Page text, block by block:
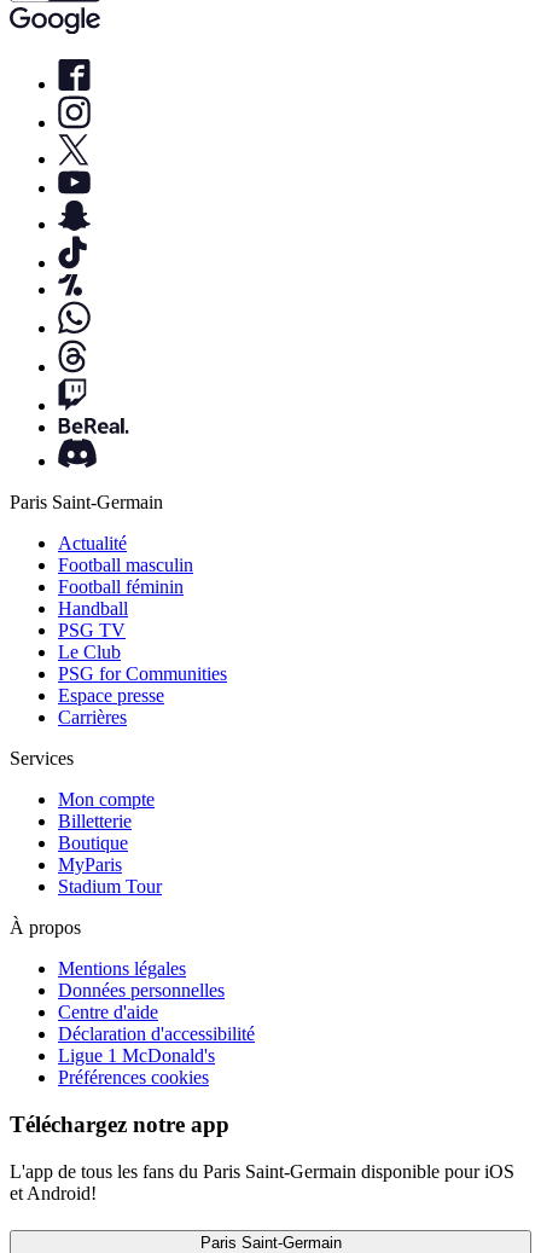
Paris Saint-Germain
Actualité
Football masculin
Football féminin
Handball
PSG TV
Le Club
PSG for Communities
Espace presse
Carrières
Services
Mon compte
Billetterie
Boutique
MyParis
Stadium Tour
À propos
Mentions légales
Données personnelles
Centre d'aide
Déclaration d'accessibilité
Ligue 1 McDonald's
Préférences cookies
Téléchargez notre app
L'app de tous les fans du Paris Saint-Germain disponible pour iOS
et Android!
Paris Saint-Germain